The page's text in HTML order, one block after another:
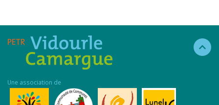
Une association de